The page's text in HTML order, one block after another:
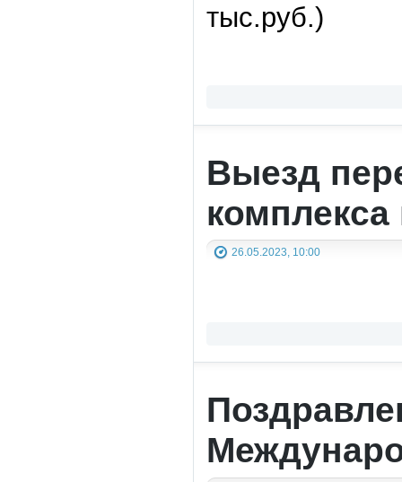
тыс.руб.)
Выезд
26.05.2023, 10:00